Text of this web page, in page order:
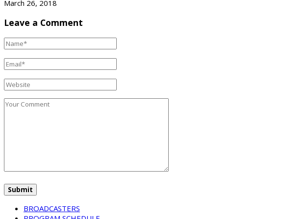
March 26, 2018
Leave a Comment
BROADCASTERS